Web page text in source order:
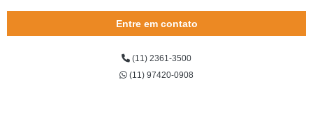
Entre em contato
(11) 2361-3500
(11) 97420-0908